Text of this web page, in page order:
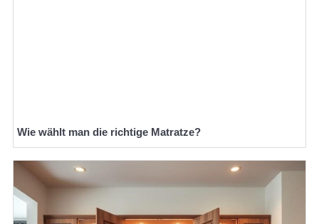
Wie wählt man die richtige Matratze?